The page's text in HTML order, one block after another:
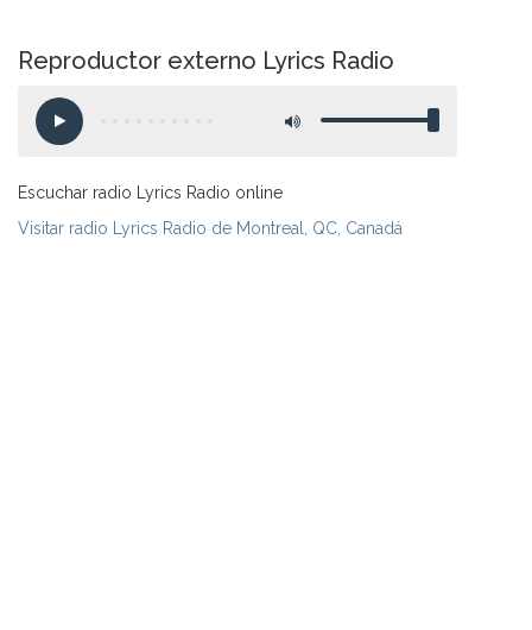
Reproductor externo Lyrics Radio
Escuchar radio Lyrics Radio online
Visitar radio Lyrics Radio de Montreal, QC, Canadá